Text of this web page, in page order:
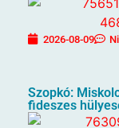
2026-08-09
Szopkó:
fideszes